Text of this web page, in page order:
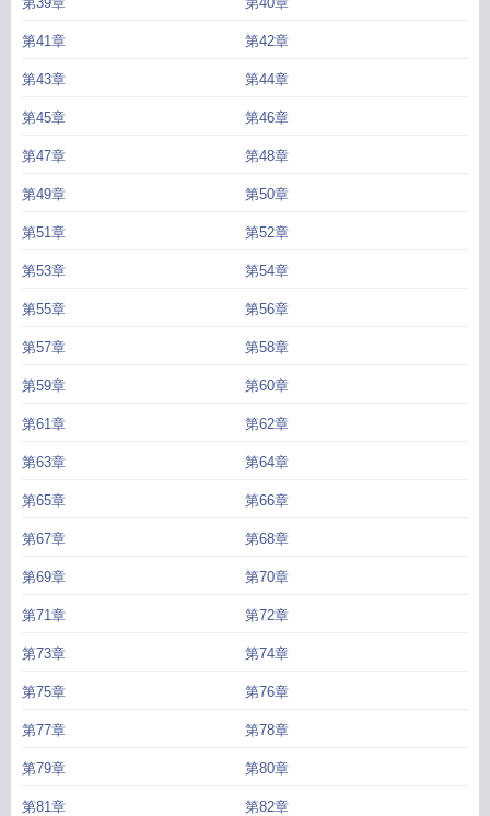
第41章 第42章
第43章 第44章
第45章 第46章
第47章 第48章
第49章 第50章
第51章 第52章
第53章 第54章
第55章 第56章
第57章 第58章
第59章 第60章
第61章 第62章
第63章 第64章
第65章 第66章
第67章 第68章
第69章 第70章
第71章 第72章
第73章 第74章
第75章 第76章
第77章 第78章
第79章 第80章
第81章 第82章